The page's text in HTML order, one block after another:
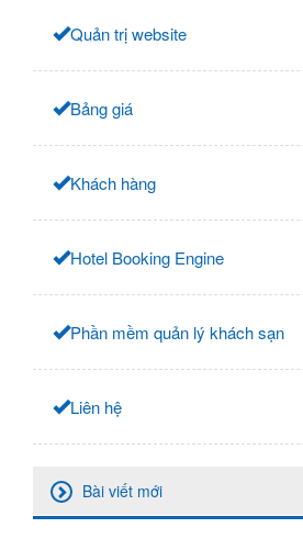
Quản trị website
Bảng giá
Khách hàng
Hotel Booking Engine
Phần mềm quản lý khách sạn
Liên hệ
Bài viết mới